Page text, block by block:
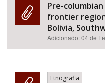
Pre-
frontier
Bolivia,
Adicionado:04 de
Etnografia